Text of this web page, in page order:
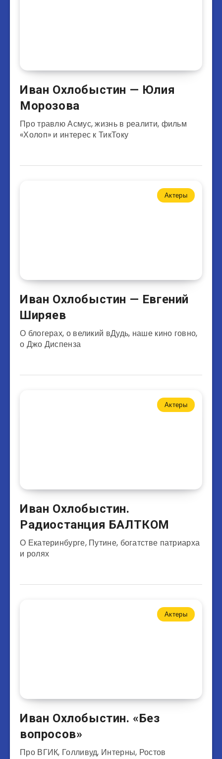
Иван Охлобыстин — Юлия
Морозова
Про травлю Асмус, жизнь в реалити, фильм
«Холоп» и интерес к ТикТоку
Актеры
Иван Охлобыстин — Евгений
Ширяев
О блогерах, о великий вДудь, наше кино говно,
о Джо Диспенза
Актеры
Иван Охлобыстин.
Радиостанция БАЛТКОМ
О Екатеринбурге, Путине, богатстве патриарха
и ролях
Актеры
Иван Охлобыстин. «Без
вопросов»
Про ВГИК, Голливуд, Интерны, Ростов